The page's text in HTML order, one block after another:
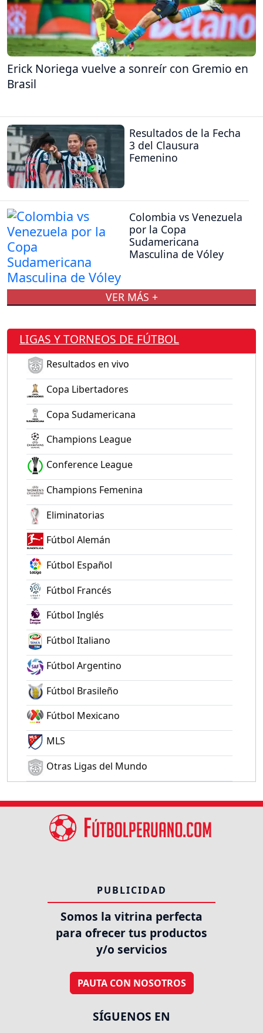
Erick Noriega vuelve a sonreír con Gremio en
Brasil
Resultados de la Fecha
3 del Clausura
Femenino
Colombia vs Venezuela
por la Copa
Sudamericana
Masculina de Vóley
VER MÁS +
LIGAS Y TORNEOS DE FÚTBOL
Resultados en vivo
Copa Libertadores
Copa Sudamericana
Champions League
Conference League
Champions Femenina
Eliminatorias
Fútbol Alemán
Fútbol Español
Fútbol Francés
Fútbol Inglés
Fútbol Italiano
Fútbol Argentino
Fútbol Brasileño
Fútbol Mexicano
MLS
Otras Ligas del Mundo
PUBLICIDAD
Somos la vitrina perfecta
para ofrecer tus productos
y/o servicios
PAUTA CON NOSOTROS
SÍGUENOS EN